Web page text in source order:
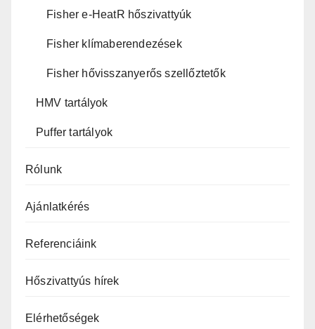
Fisher e-HeatR hőszivattyúk
Fisher klímaberendezések
Fisher hővisszanyerős szellőztetők
HMV tartályok
Puffer tartályok
Rólunk
Ajánlatkérés
Referenciáink
Hőszivattyús hírek
Elérhetőségek